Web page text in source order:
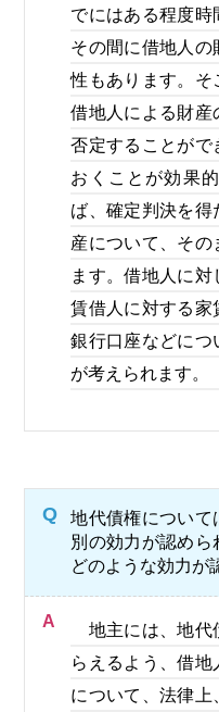
でにはある程度時
その間に借地人
性もあります。そ
借地人による財産
否定することがで
おくことが効果
ば、確定判決を
産について、その
ます。借地人に
賃借人に対する家
銀行口座などにつ
が考えられます。
Q
地代債権について
別の効力が認めら
どのような効力が
A
地主には、地代
らえるよう、借
について、法律上